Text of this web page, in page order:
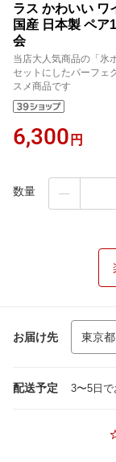
ラス かわいい ワ
国産 日本製 ペア
会
当店大人気商品の「氷
セットにしたパーフェ
スメ商品です
6,300 円
数量
お届け先
配送予定 3〜5日で